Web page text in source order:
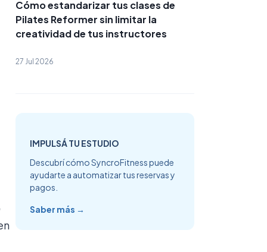
Cómo estandarizar tus clases de
Pilates Reformer sin limitar la
creatividad de tus instructores
27 Jul 2026
IMPULSÁ TU ESTUDIO
Descubrí cómo SyncroFitness puede
ayudarte a automatizar tus reservas y
pagos.
Saber más →